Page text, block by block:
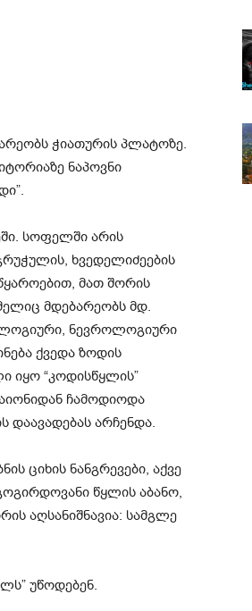
ჭიათურის პლატოზე.
ნაპოვნი
სოფელში არის
ხვედელიძეების
მათ შორის
მდებარეობს მდ.
ნევროლოგიური
ქვედა ზოდის
იყო “კოდისწყლის”
ჩამოდიოდა
არჩენდა.
ციხის ნანგრევები, აქვე
წყლის აბანო,
აღსანიშნავია: სამგლე
უწოდებენ.